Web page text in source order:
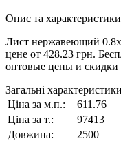
Опис та характеристики
Лист нержавеющий
цене от 428.23 грн.
оптовые цены и
Загальні характеристики
Ціна за м.п.:
611.76
Ціна за т.:
97413
Довжина:
2500